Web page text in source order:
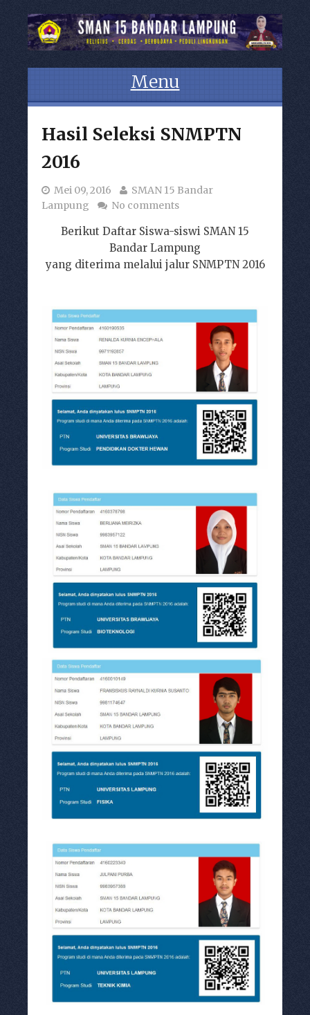
Menu
Hasil Seleksi SNMPTN
2016
Mei 09, 2016
SMAN 15 Bandar
Lampung
No comments
Berikut Daftar Siswa-siswi SMAN 15
Bandar Lampung
yang diterima melalui jalur SNMPTN 2016